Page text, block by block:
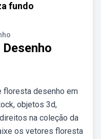
fundo
floresta desenho em
objetos 3d,
na coleção da
os vetores floresta